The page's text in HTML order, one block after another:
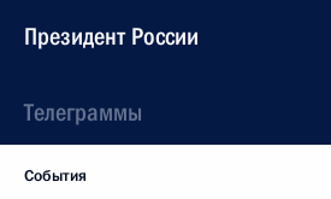
Президент России
Телеграммы
События